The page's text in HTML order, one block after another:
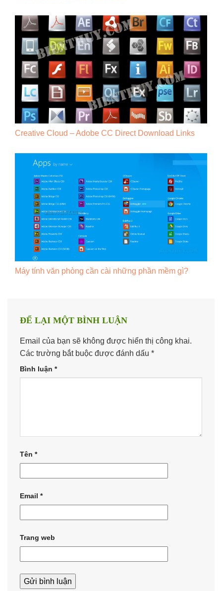
Creative Cloud – Adobe CC Direct Download Links
Máy tính văn phòng cần cài những phần mềm gì?
ĐỂ LẠI MỘT BÌNH LUẬN
Email của bạn sẽ không được hiển thị công khai.
Các trường bắt buộc được đánh dấu *
Bình luận *
Tên *
Email *
Trang web